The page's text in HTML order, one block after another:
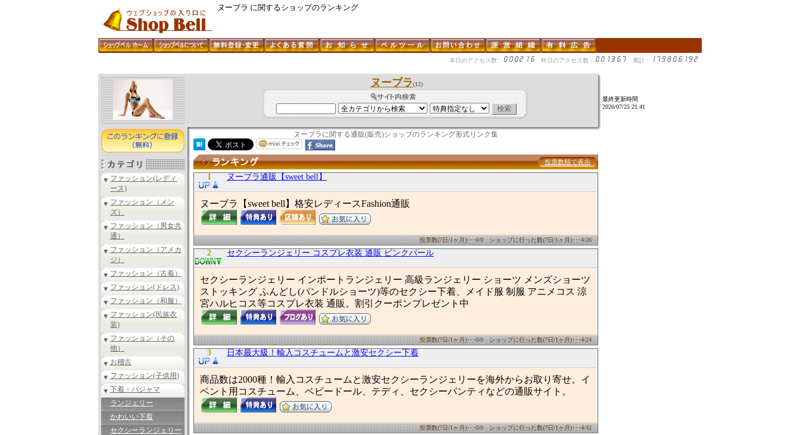
ヌーブラ に関するショップのランキング
本日のアクセス数： 昨日のアクセス数： 累計：
ファッション(レディ
ース)
ファッション（メン
ズ）
ファッション（男女共
通）
ファッション（アメカ
ジ）
ファッション（古着）
ファッション(ドレス)
ファッション（和服）
ファッション(民族衣
装)
ファッション（その
他）
お稽古
ファッション(子供用)
下着・パジャマ
ランジェリー
かわいい下着
セクシーランジェリー
ヌーブラ(12)
ヌーブラに関する通販(販売)ショップのランキング形式リンク集
投票数順で表示
1 ヌーブラ通販【sweet bell】
ヌーブラ【sweet bell】格安レディースFashion通販
投票数(7日/1ヶ月)･･･0/0 ショップに行った数(7日/1ヶ月)･･･4/26
2 セクシーランジェリー コスプレ衣装 通販 ピンクパール
セクシーランジェリー インポートランジェリー 高級ランジェリー ショーツ メンズショーツ
ストッキング ふんどし(パンドルショーツ)等のセクシー下着、メイド服 制服 アニメコス 涼
宮ハルヒコス等コスプレ衣装 通販。割引クーポンプレゼント中
投票数(7日/1ヶ月)･･･0/0 ショップに行った数(7日/1ヶ月)･･･4/24
3 日本最大級！輸入コスチュームと激安セクシー下着
商品数は2000種！輸入コスチュームと激安セクシーランジェリーを海外からお取り寄せ。イ
ベント用コスチューム、ベビードール、テディ、セクシーパンティなどの通販サイト。
投票数(7日/1ヶ月)･･･0/0 ショップに行った数(7日/1ヶ月)･･･4/42
最終更新時間
2026/07/25 21:41